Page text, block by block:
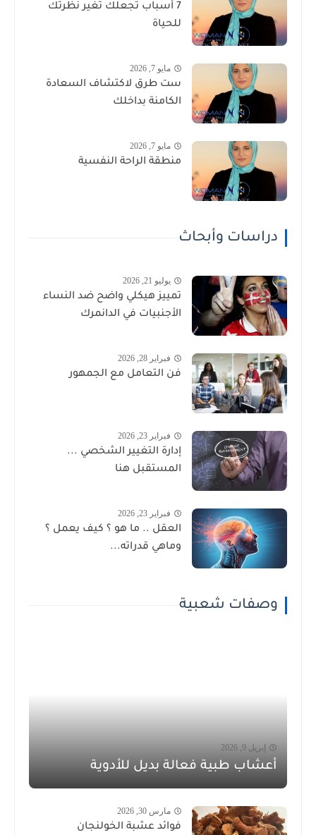
7 أسباب تجعلك تغير نظرتك
للحياة
مايو 7, 2026
ست طرق لاكتشاف السعادة
الكامنة بداخلك
مايو 7, 2026
منطقة الراحة النفسية
دراسات وأبحاث
يوليو 21, 2026
تمييز هيكلي واضح ضد النساء
الأجنبيات في الدانمرك
فبراير 28, 2026
فن التعامل مع الجمهور
فبراير 23, 2026
إدارة التغيير الشخصي ...
المستقبل هنا
فبراير 23, 2026
العقل .. ما هو ؟ كيف يعمل ؟
وماهي قدراته...
وصفات شعبية
إبريل 9, 2026
أعشاب طبية فعالة بديل للأدوية
مارس 30, 2026
فوائد عشبة الخولنجان